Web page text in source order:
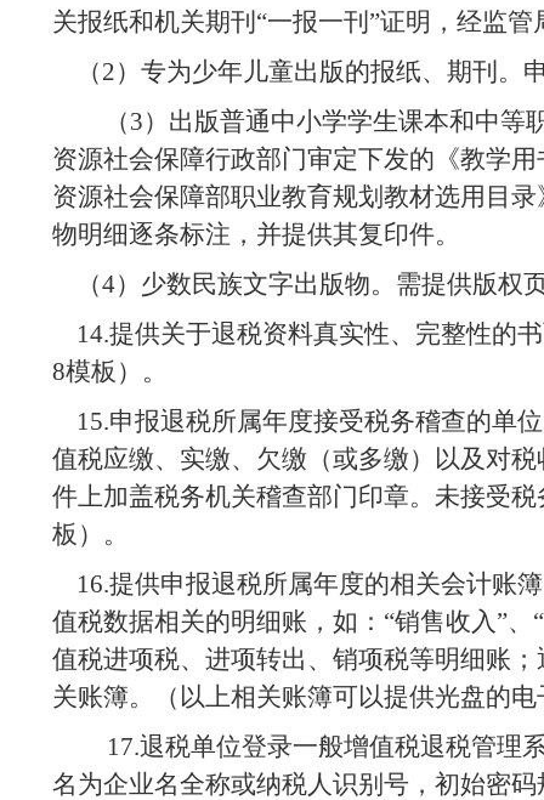
关报纸和机关期刊“一报一刊”证明，经监
（2）专为少年儿童出版的报纸、期刊。
（3）出版普通中小学学生课本和中等
资源社会保障行政部门审定下发的《教学
资源社会保障部职业教育规划教材选用目
物明细逐条标注，并提供其复印件。
（4）少数民族文字出版物。需提供版权
14.提供关于退税资料真实性、完整性的
8模板）。
15.申报退税所属年度接受税务稽查的单
值税应缴、实缴、欠缴（或多缴）以及对
件上加盖税务机关稽查部门印章。未接受
板）。
16.提供申报退税所属年度的相关会计账
值税数据相关的明细账，如：“销售收入”
值税进项税、进项转出、销项税等明细账
关账簿。（以上相关账簿可以提供光盘的
17.退税单位登录一般增值税退税管理
名为企业名全称或纳税人识别号，初始密